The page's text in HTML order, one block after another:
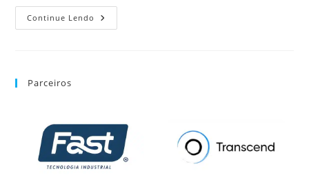
Continue Lendo
Parceiros